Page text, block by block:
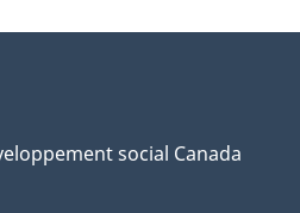
social Canada